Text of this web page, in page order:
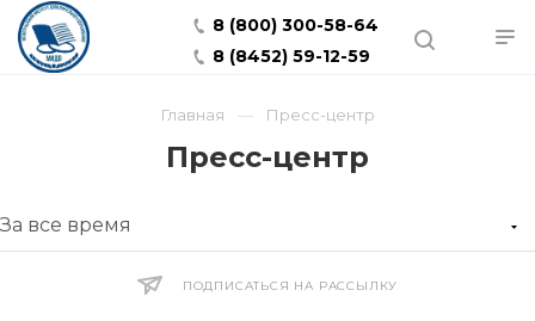
8 (800) 300-58-64
8 (8452) 59-12-59
Главная Пресс-центр
Пресс-центр
ПОДПИСАТЬСЯ НА РАССЫЛКУ